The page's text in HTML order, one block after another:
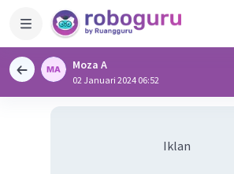
Moza A
02 Januari 2024 06:52
Iklan